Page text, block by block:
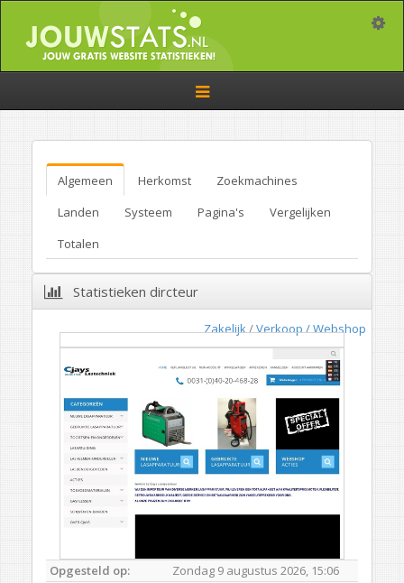
Toggle
navigation
Algemeen Herkomst
Zoekmachines
Landen
Systeem Pagina's
Vergelijken
Totalen
Statistieken dircteur
Zakelijk /Verkoop / Webshop
Opgesteld op:
Zondag 9 augustus 2026, 15:06